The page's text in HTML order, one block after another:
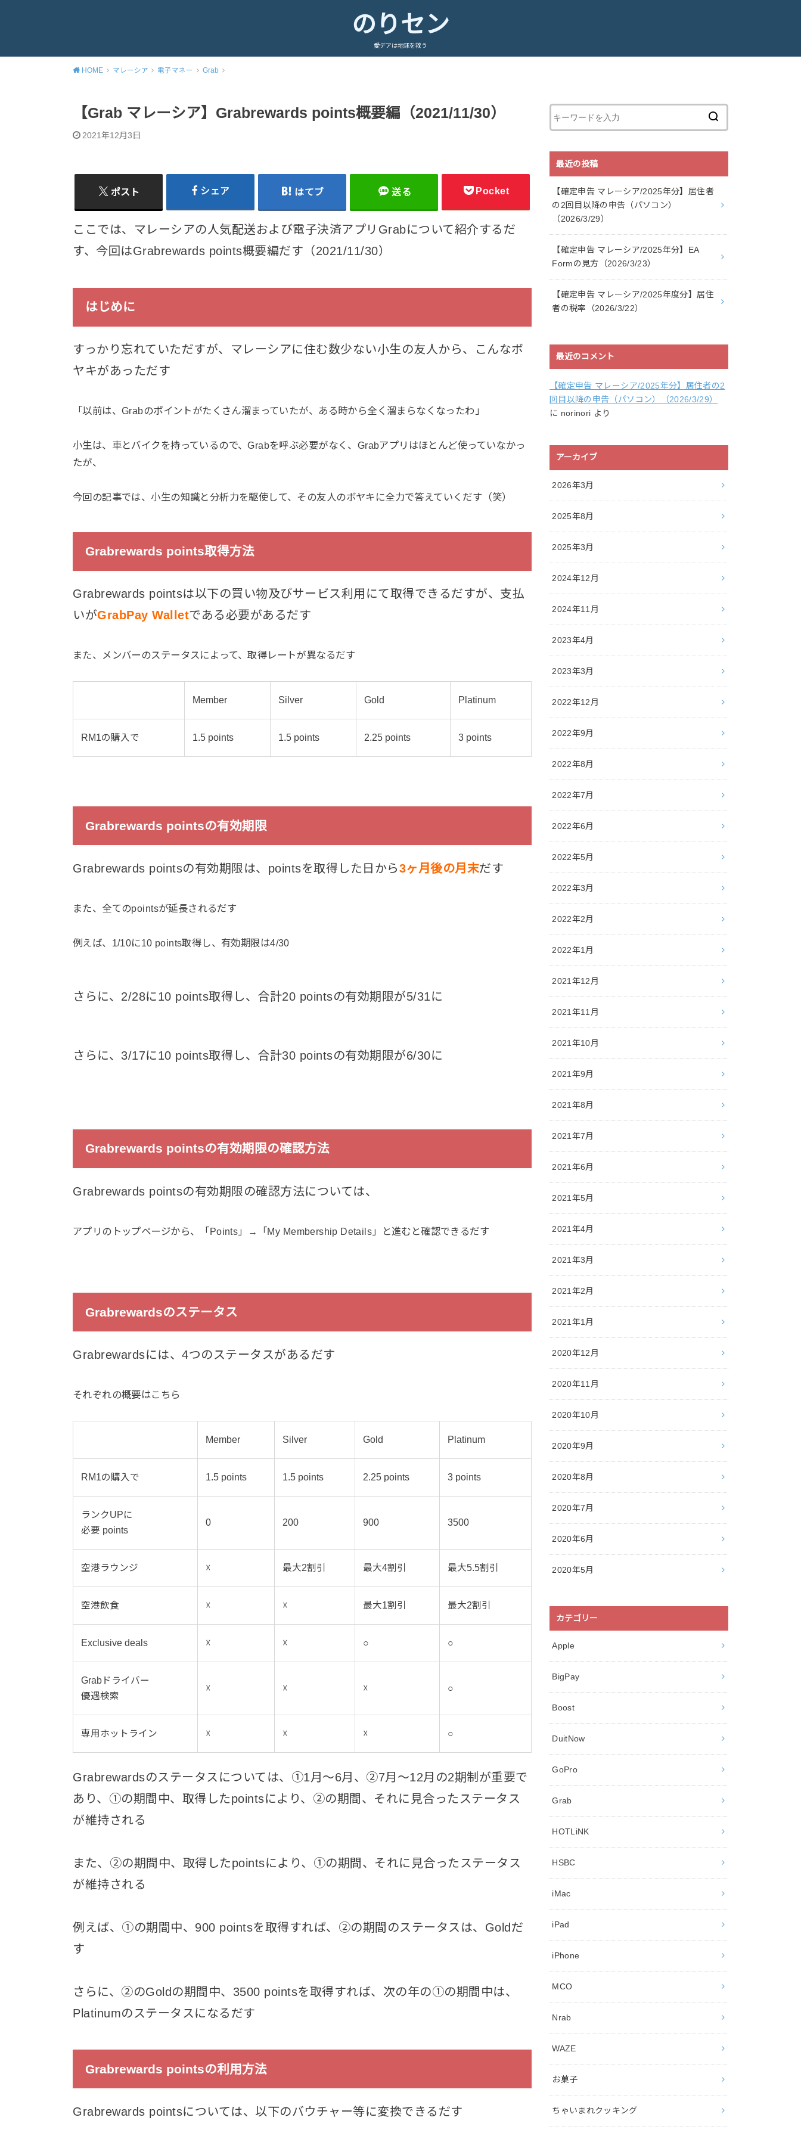
のりセン
愛デアは地球を救う
HOME マレーシア 電子マネー Grab
【Grab マレーシア】Grabrewards points概要編（2021/11/30）
2021年12月3日
ポスト シェア はてブ 送る Pocket
ここでは、マレーシアの人気配送および電子決済アプリGrabについて紹介するだ
す、今回はGrabrewards points概要編だす（2021/11/30）
はじめに
すっかり忘れていただすが、マレーシアに住む数少ない小生の友人から、こんなボ
ヤキがあっただす
「以前は、Grabのポイントがたくさん溜まっていたが、ある時から全く溜まらなくなったわ」
小生は、車とバイクを持っているので、Grabを呼ぶ必要がなく、Grabアプリはほとんど使っていなかっ
たが、
今回の記事では、小生の知識と分析力を駆使して、その友人のボヤキに全力で答えていくだす（笑）
Grabrewards points取得方法
Grabrewards pointsは以下の買い物及びサービス利用にて取得できるだすが、支払
いがGrabPay Walletである必要があるだす
また、メンバーのステータスによって、取得レートが異なるだす
Member Silver Gold Platinum
RM1の購入で 1.5 points 1.5 points 2.25 points 3 points
Grabrewards pointsの有効期限
Grabrewards pointsの有効期限は、pointsを取得した日から3ヶ月後の月末だす
また、全てのpointsが延長されるだす
例えば、1/10に10 points取得し、有効期限は4/30
さらに、2/28に10 points取得し、合計20 pointsの有効期限が5/31に
さらに、3/17に10 points取得し、合計30 pointsの有効期限が6/30に
Grabrewards pointsの有効期限の確認方法
Grabrewards pointsの有効期限の確認方法については、
アプリのトップページから、「Points」→「My Membership Details」と進むと確認できるだす
Grabrewardsのステータス
Grabrewardsには、4つのステータスがあるだす
それぞれの概要はこちら
Member Silver Gold Platinum
RM1の購入で 1.5 points 1.5 points 2.25 points 3 points
ランクUPに
必要 points
0 200 900 3500
空港ラウンジ ☓ 最大2割引 最大4割引 最大5.5割引
空港飲食 ☓ ☓ 最大1割引 最大2割引
Exclusive deals ☓ ☓ ○ ○
Grabドライバー
優遇検索
☓ ☓ ☓ ○
専用ホットライン ☓ ☓ ☓ ○
Grabrewardsのステータスについては、①1月〜6月、②7月〜12月の2期制が重要で
あり、①の期間中、取得したpointsにより、②の期間、それに見合ったステータス
が維持される
また、②の期間中、取得したpointsにより、①の期間、それに見合ったステータス
が維持される
例えば、①の期間中、900 pointsを取得すれば、②の期間のステータスは、Goldだ
す
さらに、②のGoldの期間中、3500 pointsを取得すれば、次の年の①の期間中は、
Platinumのステータスになるだす
Grabrewards pointsの利用方法
Grabrewards pointsについては、以下のバウチャー等に変換できるだす
最近の投稿
【確定申告 マレーシア/2025年分】居住者
の2回目以降の申告（パソコン）
（2026/3/29）
【確定申告 マレーシア/2025年分】EA
Formの見方（2026/3/23）
【確定申告 マレーシア/2025年度分】居住
者の税率（2026/3/22）
最近のコメント
【確定申告 マレーシア/2025年分】居住者の2
回目以降の申告（パソコン）（2026/3/29）
に norinori より
アーカイブ
2026年3月
2025年8月
2025年3月
2024年12月
2024年11月
2023年4月
2023年3月
2022年12月
2022年9月
2022年8月
2022年7月
2022年6月
2022年5月
2022年3月
2022年2月
2022年1月
2021年12月
2021年11月
2021年10月
2021年9月
2021年8月
2021年7月
2021年6月
2021年5月
2021年4月
2021年3月
2021年2月
2021年1月
2020年12月
2020年11月
2020年10月
2020年9月
2020年8月
2020年7月
2020年6月
2020年5月
カテゴリー
Apple
BigPay
Boost
DuitNow
GoPro
Grab
HOTLiNK
HSBC
iMac
iPad
iPhone
MCO
Nrab
WAZE
お菓子
ちゃいまれクッキング